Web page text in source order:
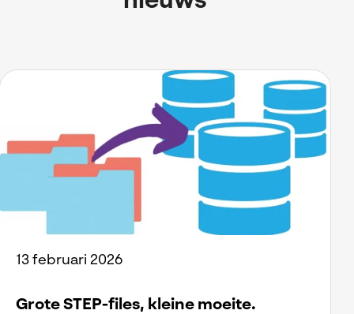
13 februari 2026
Grote STEP-files, kleine moeite.